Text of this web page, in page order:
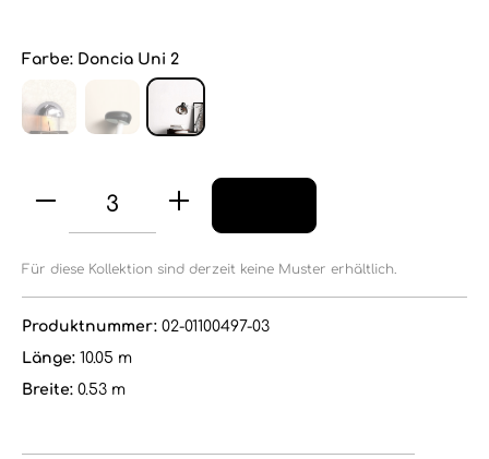
Farbe: Doncia Uni 2
Für diese Kollektion sind derzeit keine Muster erhältlich.
Produktnummer: 02-01100497-03
Länge: 10.05 m
Breite: 0.53 m